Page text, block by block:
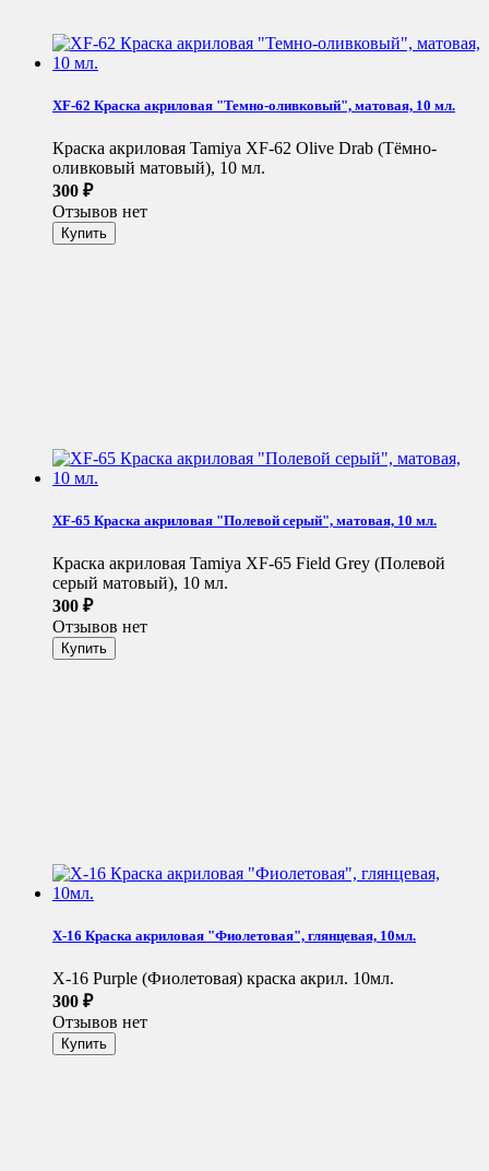
XF-62 Краска акриловая "Темно-оливковый", матовая, 10 мл.
Краска акриловая Tamiya XF-62 Olive Drab (Тёмно-
оливковый матовый), 10 мл.
300 ₽
Отзывов нет
XF-65 Краска акриловая "Полевой серый", матовая, 10 мл.
Краска акриловая Tamiya XF-65 Field Grey (Полевой
серый матовый), 10 мл.
300 ₽
Отзывов нет
X-16 Краска акриловая "Фиолетовая", глянцевая, 10мл.
X-16 Purple (Фиолетовая) краска акрил. 10мл.
300 ₽
Отзывов нет